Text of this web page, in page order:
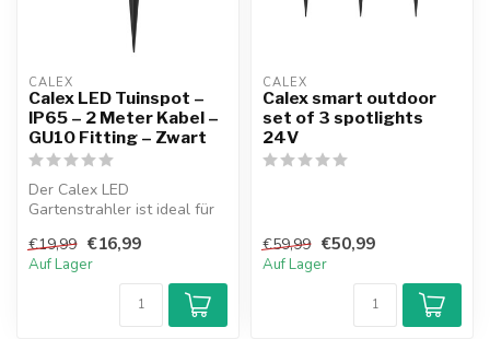
CALEX
Calex LED Tuinspot –
IP65 – 2 Meter Kabel –
GU10 Fitting – Zwart
Der Calex LED
Gartenstrahler ist ideal für
Erdspieß leicht...
€19,99 €16,99
Auf Lager
CALEX
Calex smart outdoor
set of 3 spotlights
24V
€59,99 €50,99
Auf Lager